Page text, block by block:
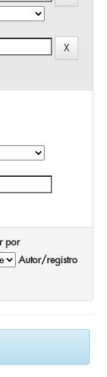
por
Autor/registro